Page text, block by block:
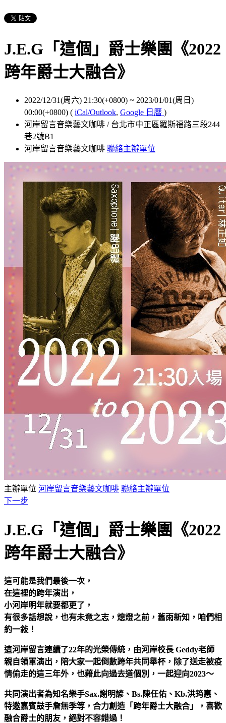
J.E.G「這個」爵士樂團《2022
跨年爵士大融合》
2022/12/31(周六) 21:30(+0800) ~ 2023/01/01(周日)
00:00(+0800) ( iCal/Outlook, Google 日曆 )
河岸留言音樂藝文咖啡 / 台北市中正區羅斯福路三段244
巷2號B1
河岸留言音樂藝文咖啡 聯絡主辦單位
主辦單位 河岸留言音樂藝文咖啡 聯絡主辦單位
下一步
J.E.G「這個」爵士樂團《2022
跨年爵士大融合》
這可能是我們最後一次，
在這裡的跨年演出，
小河岸明年就要都更了，
有很多話想說，也有未竟之志，熄燈之前，舊雨新知，咱們相
約一敍！
這河岸留言連續了22年的光榮傳統，由河岸校長 Geddy老師
親自領軍演出，陪大家一起倒數跨年共同舉杯，除了送走被疫
情偷走的這三年外，也藉此向過去道個別，一起迎向2023～
共同演出者為知名樂手Sax.謝明諺、Bs.陳任佑、Kb.洪筠惠、
特邀嘉賓鼓手詹無季等，合力創造「跨年爵士大融合」，喜歡
融合爵士的朋友，絕對不容錯過！